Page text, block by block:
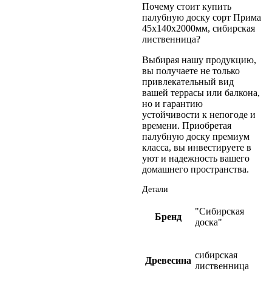
Почему стоит купить
палубную доску сорт Прима
45х140х2000мм, сибирская
лиственница?
Выбирая нашу продукцию,
вы получаете не только
привлекательный вид
вашей террасы или балкона,
но и гарантию
устойчивости к непогоде и
времени. Приобретая
палубную доску премиум
класса, вы инвестируете в
уют и надежность вашего
домашнего пространства.
Детали
Бренд
"Сибирская
доска"
Древесина
сибирская
лиственница